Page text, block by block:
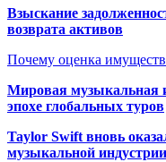
Взыскание
возврата активов
Почему оценка
Мировая музыкальная
эпохе глобальных туров
Taylor Swift вновь
музыкальной индустрии